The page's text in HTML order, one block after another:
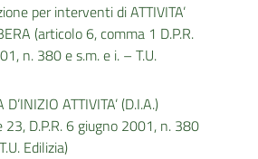
per interventi di ATTIVITA’
(articolo 6, comma 1 D.P.R.
n. 380 e s.m. e i. – T.U.
ATTIVITA’ (D.I.A.)
D.P.R. 6 giugno 2001, n. 380
Edilizia)